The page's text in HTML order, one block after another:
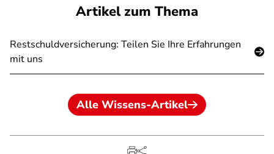
Artikel zum Thema
Restschuldversicherung: Teilen Sie Ihre Erfahrungen
mit uns
Alle Wissens-Artikel